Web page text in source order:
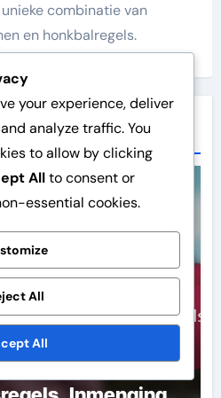
combinatie van
en honkbalregels.
Spelregels
your experience, deliver
analyze traffic. You
to allow by clicking
Allto consent or
essential cookies.
All
All